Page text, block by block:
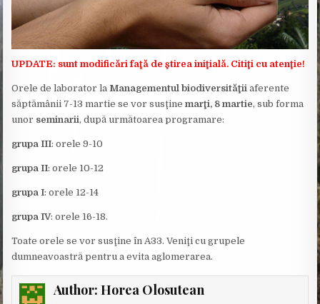
UPDATE: sunt modificări faţă de ştirea iniţială. Citiţi cu atenţie!
Orele de laborator la Managementul biodiversităţii aferente
săptămânii 7-13 martie se vor susţinemarţi, 8 martie, sub forma
unor seminarii, după următoarea programare:
grupa III: orele 9-10
grupa II: orele 10-12
grupa I: orele 12-14
grupa IV: orele 16-18.
Toate orele se vor susţine în A33. Veniţi cu grupele
dumneavoastră pentru a evita aglomerarea.
Author: Horea Olosutean